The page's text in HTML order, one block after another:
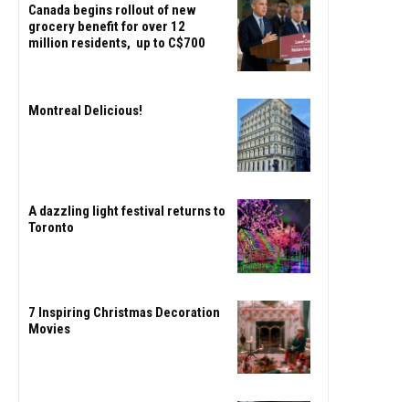
Canada begins rollout of new
grocery benefit for over 12
million residents, up to C$700
Montreal Delicious!
A dazzling light festival returns to
Toronto
7 Inspiring Christmas Decoration
Movies